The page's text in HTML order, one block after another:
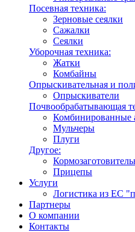
Посевная техника:
Зерновые сеялки
Сажалки
Сеялки
Уборочная техника:
Жатки
Комбайны
Опрыскивательная и
Опрыскиватели
Почвообрабатывающая
Комбинированные
Мульчеры
Плуги
Другое:
Прицепы
Услуги
Логистика из ЕС
Партнеры
О компании
Контакты